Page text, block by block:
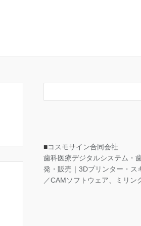
■コスモサイン合同会社
歯科医療デジタルシステム・
発・販売｜3Dプリンター・ス
／CAMソフトウェア、ミリン